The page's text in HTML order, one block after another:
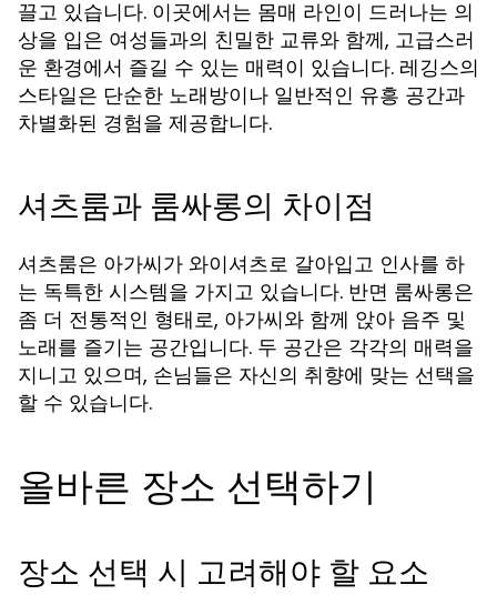
끌고 있습니다. 이곳에서는 몸매 라인이 드러나는 의
상을 입은 여성들과의 친밀한 교류와 함께, 고급스러
운 환경에서 즐길 수 있는 매력이 있습니다. 레깅스의
스타일은 단순한 노래방이나 일반적인 유흥 공간과
차별화된 경험을 제공합니다.
셔츠룸과 룸싸롱의 차이점
셔츠룸은 아가씨가 와이셔츠로 갈아입고 인사를 하
는 독특한 시스템을 가지고 있습니다. 반면 룸싸롱은
좀 더 전통적인 형태로, 아가씨와 함께 앉아 음주 및
노래를 즐기는 공간입니다. 두 공간은 각각의 매력을
지니고 있으며, 손님들은 자신의 취향에 맞는 선택을
할 수 있습니다.
올바른 장소 선택하기
장소 선택 시 고려해야 할 요소